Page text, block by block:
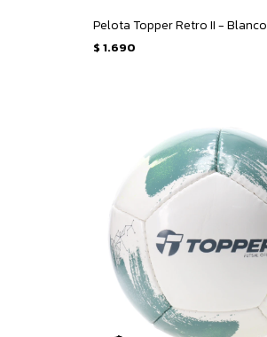
Pelota Topper Retro II - Blanco
$ 1.690